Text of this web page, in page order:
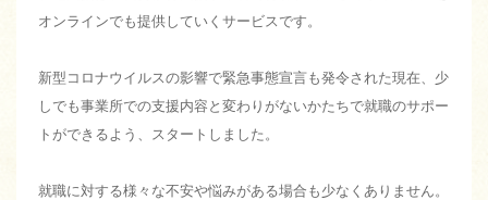
オンラインでも提供していくサービスです。
新型コロナウイルスの影響で緊急事態宣言も発令された現在、少
しでも事業所での支援内容と変わりがないかたちで就職のサポー
トができるよう、スタートしました。
就職に対する様々な不安や悩みがある場合も少なくありません。